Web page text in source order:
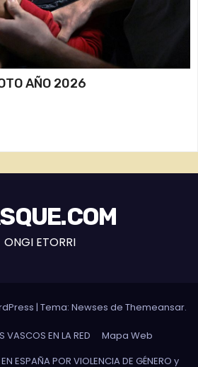
AÑO 2026
ONGI ETORRI
| Tema: Newses de Themeansar.
VASCOS EN LA RED
Mapa Web
ESPAÑA POR VIOLENCIA DE GÉNERO y